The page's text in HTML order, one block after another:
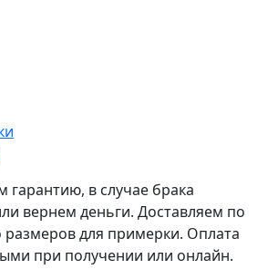
в случае брака
вернем деньги. Доставляем по
размеров для примерки. Оплата
при получении или онлайн.